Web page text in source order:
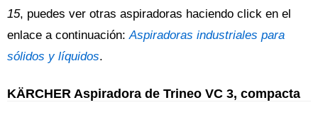
15, puedes ver otras aspiradoras haciendo click en el
enlace a continuación:Aspiradoras industriales para
sólidos y líquidos.
KÄRCHER Aspiradora de Trineo VC 3, compacta